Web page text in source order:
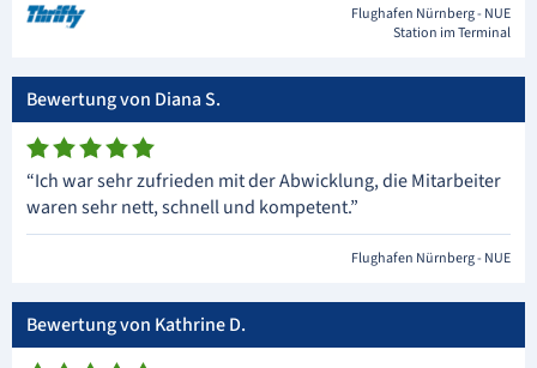
Flughafen Nürnberg - NUE
Station im Terminal
Bewertung von Diana S.
“Ich war sehr zufrieden mit der Abwicklung, die Mitarbeiter
waren sehr nett, schnell und kompetent.”
Flughafen Nürnberg - NUE
Bewertung von Kathrine D.